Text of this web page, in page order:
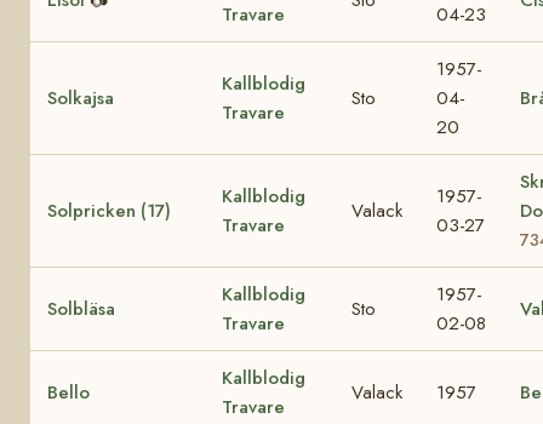
Travare
04-23
Solkajsa
Kallblodig
Travare
Sto
1957-
04-
20
Solpricken (17)
Kallblodig
Travare
Valack
1957-
03-27
Solbläsa
Kallblodig
Travare
Sto
1957-
02-08
Bello
Kallblodig
Travare
Valack 1957